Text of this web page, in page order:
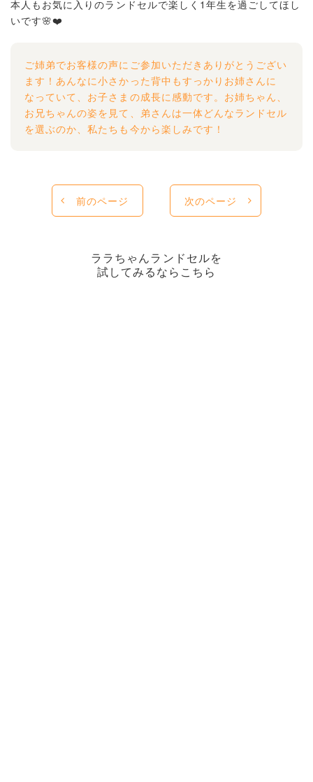
本人もお気に入りのランドセルで楽しく1年生を過ごしてほし
いです🌸❤️
ご姉弟でお客様の声にご参加いただきありがとうござい
ます！あんなに小さかった背中もすっかりお姉さんに
なっていて、お子さまの成長に感動です。お姉ちゃん、
お兄ちゃんの姿を見て、弟さんは一体どんなランドセル
を選ぶのか、私たちも今から楽しみです！
前のページ 次のページ
ララちゃんランドセルを
試してみるならこちら